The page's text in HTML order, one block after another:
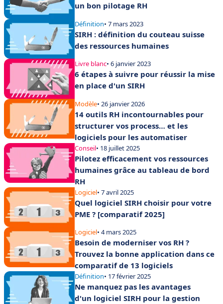
un bon pilotage RH
Définition• 7 mars 2023
SIRH : définition du couteau suisse
des ressources humaines
Livre blanc• 6 janvier 2023
6 étapes à suivre pour réussir la mise
en place d'un SIRH
Modèle• 26 janvier 2026
14 outils RH incontournables pour
structurer vos process… et les
logiciels pour les automatiser
Conseil• 18 juillet 2025
Pilotez efficacement vos ressources
humaines grâce au tableau de bord
RH
Logiciel• 7 avril 2025
Quel logiciel SIRH choisir pour votre
PME ? [comparatif 2025]
Logiciel• 4 mars 2025
Besoin de moderniser vos RH ?
Trouvez la bonne application dans ce
comparatif de 13 logiciels
Définition• 17 février 2025
Ne manquez pas les avantages
d'un logiciel SIRH pour la gestion